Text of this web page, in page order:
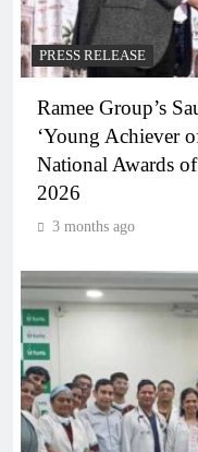
PRESS RELEASE
Ramee Group’s
‘Young Achiever
National Awards
2026
3 months ago